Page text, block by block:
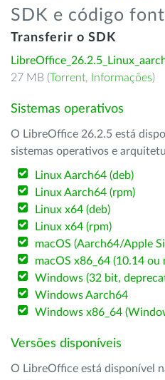
SDK e código
Transferir o SDK
27 MB (Torrent, Informações)
Sistemas operativos
O LibreOffice 26.2.5 está
sistemas operativos e
Linux Aarch64 (deb)
Linux Aarch64 (rpm)
Linux x64 (deb)
Linux x64 (rpm)
macOS (Aarch64/Apple
macOS x86_64 (10.14 ou
Windows (32 bit,
Windows Aarch64
Windows x86_64
Versões disponíveis
O LibreOffice está disponível